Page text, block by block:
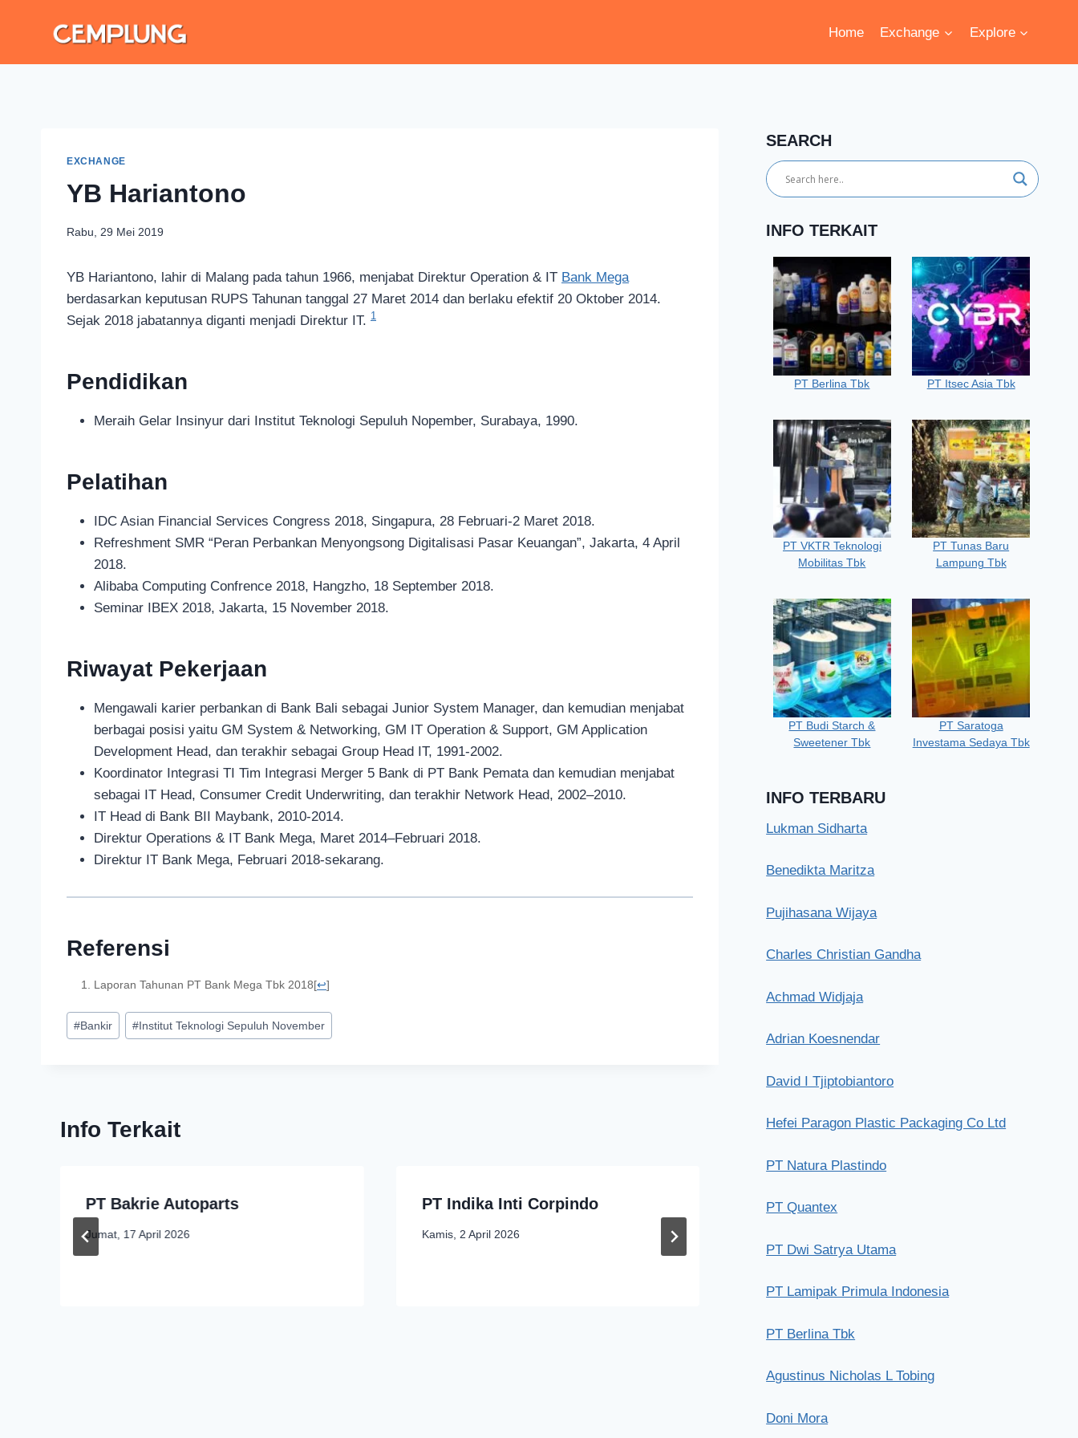
Home Exchange Explore
EXCHANGE
YB Hariantono
Rabu, 29 Mei 2019
YB Hariantono, lahir di Malang pada tahun 1966, menjabat Direktur Operation & IT Bank Mega
berdasarkan keputusan RUPS Tahunan tanggal 27 Maret 2014 dan berlaku efektif 20 Oktober 2014.
Sejak 2018 jabatannya diganti menjadi Direktur IT. 1
Pendidikan
Meraih Gelar Insinyur dari Institut Teknologi Sepuluh Nopember, Surabaya, 1990.
Pelatihan
IDC Asian Financial Services Congress 2018, Singapura, 28 Februari-2 Maret 2018.
Refreshment SMR “Peran Perbankan Menyongsong Digitalisasi Pasar Keuangan”, Jakarta, 4 April
2018.
Alibaba Computing Confrence 2018, Hangzho, 18 September 2018.
Seminar IBEX 2018, Jakarta, 15 November 2018.
Riwayat Pekerjaan
Mengawali karier perbankan di Bank Bali sebagai Junior System Manager, dan kemudian menjabat
berbagai posisi yaitu GM System & Networking, GM IT Operation & Support, GM Application
Development Head, dan terakhir sebagai Group Head IT, 1991-2002.
Koordinator Integrasi TI Tim Integrasi Merger 5 Bank di PT Bank Pemata dan kemudian menjabat
sebagai IT Head, Consumer Credit Underwriting, dan terakhir Network Head, 2002–2010.
IT Head di Bank BII Maybank, 2010-2014.
Direktur Operations & IT Bank Mega, Maret 2014–Februari 2018.
Direktur IT Bank Mega, Februari 2018-sekarang.
Referensi
Laporan Tahunan PT Bank Mega Tbk 2018[↩]
#Bankir # Institut Teknologi Sepuluh November
Info Terkait
PT Bakrie Autoparts
Jumat, 17 April 2026
PT Indika Inti Corpindo
Kamis, 2 April 2026
PT Zoomlion Indonesia Heavy
Rabu, 19 Juni 2019
SEARCH
INFO TERKAIT
PT Berlina Tbk PT Itsec Asia Tbk
PT VKTR Teknologi
Mobilitas Tbk
PT Tunas Baru
Lampung Tbk
PT Budi Starch &
Sweetener Tbk
PT Saratoga
Investama Sedaya Tbk
INFO TERBARU
Lukman Sidharta
Benedikta Maritza
Pujihasana Wijaya
Charles Christian Gandha
Achmad Widjaja
Adrian Koesnendar
David I Tjiptobiantoro
Hefei Paragon Plastic Packaging Co Ltd
PT Natura Plastindo
PT Quantex
PT Dwi Satrya Utama
PT Lamipak Primula Indonesia
PT Berlina Tbk
Agustinus Nicholas L Tobing
Doni Mora